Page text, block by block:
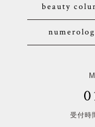
beauty
受付時